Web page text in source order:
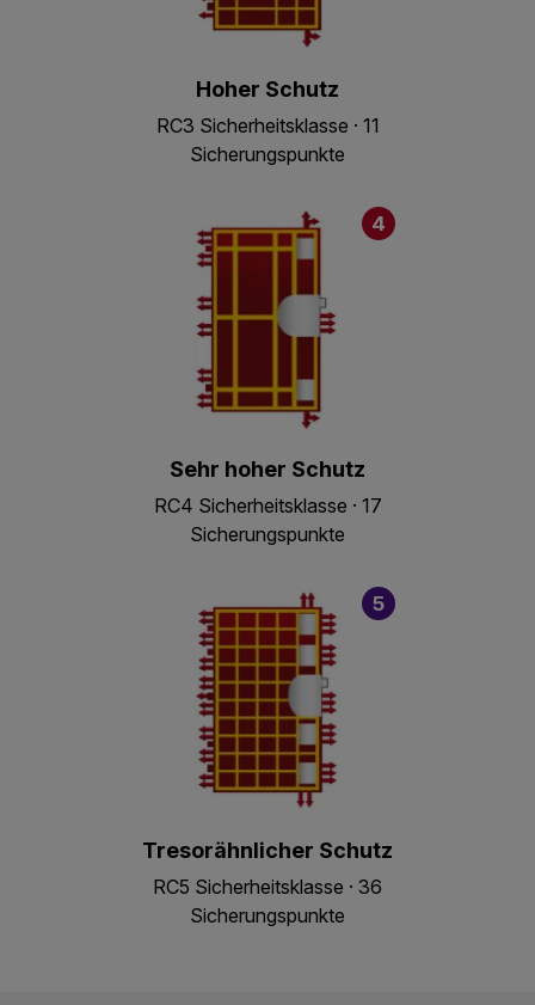
Hoher Schutz
RC3 Sicherheitsklasse · 11
Sicherungspunkte
4
Sehr hoher Schutz
RC4 Sicherheitsklasse · 17
Sicherungspunkte
5
Tresorähnlicher Schutz
RC5 Sicherheitsklasse · 36
Sicherungspunkte